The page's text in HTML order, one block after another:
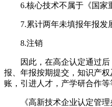
6.核心技术不属于《国家重
7.累计两年未填报年报发
8.注销
因此，在高企认定通过后
报、年报按期提交，知识产
账，引进人才，产学研合作等
《高新技术企业认定管理